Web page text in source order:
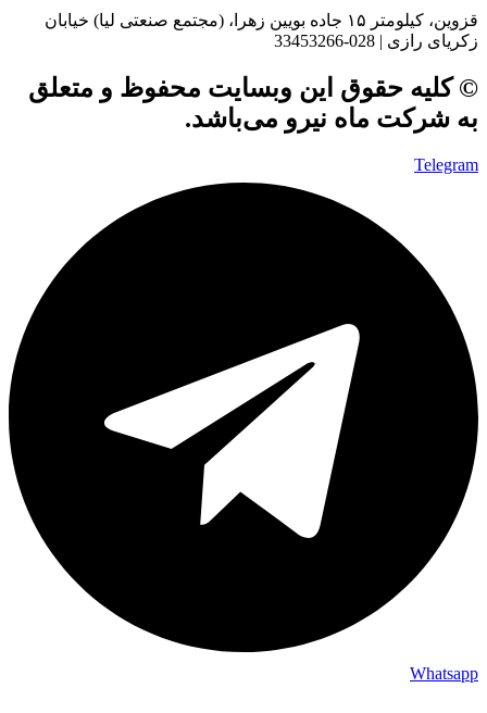
قزوین، کیلومتر ۱۵ جاده بويین زهرا، (مجتمع صنعتی لیا) خیابان
زکریای رازی | 028-33453266
© کلیه حقوق این وبسایت محفوظ و متعلق
به شرکت ماه نیرو می‌باشد.
Telegram
Whatsapp